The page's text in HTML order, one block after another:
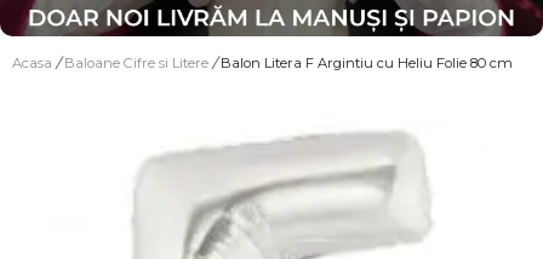
Acasa / Baloane Cifre si Litere / Balon Litera F Argintiu cu Heliu Folie 80 cm